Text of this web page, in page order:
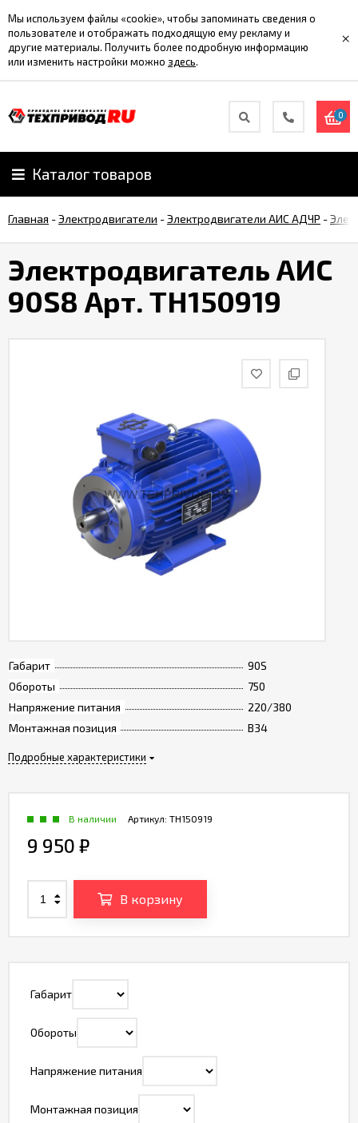
Мы используем файлы «cookie», чтобы запоминать сведения о
пользователе и отображать подходящую ему рекламу и
другие материалы. Получить более подробную информацию
или изменить настройки можно здесь.
×
0
Каталог товаров
Главная -Электродвигатели -Электродвигатели АИС АДЧР -
Электродвигатель АИС
90S8 Арт. TH150919
Габарит
Обороты
Напряжение питания
Монтажная позиция
Габарит
90S
Обороты
750
Напряжение питания
220/380
Монтажная позиция
B34
Подробные характеристики
Артикул: TH150919
В наличии
9 950 ₽
В корзину